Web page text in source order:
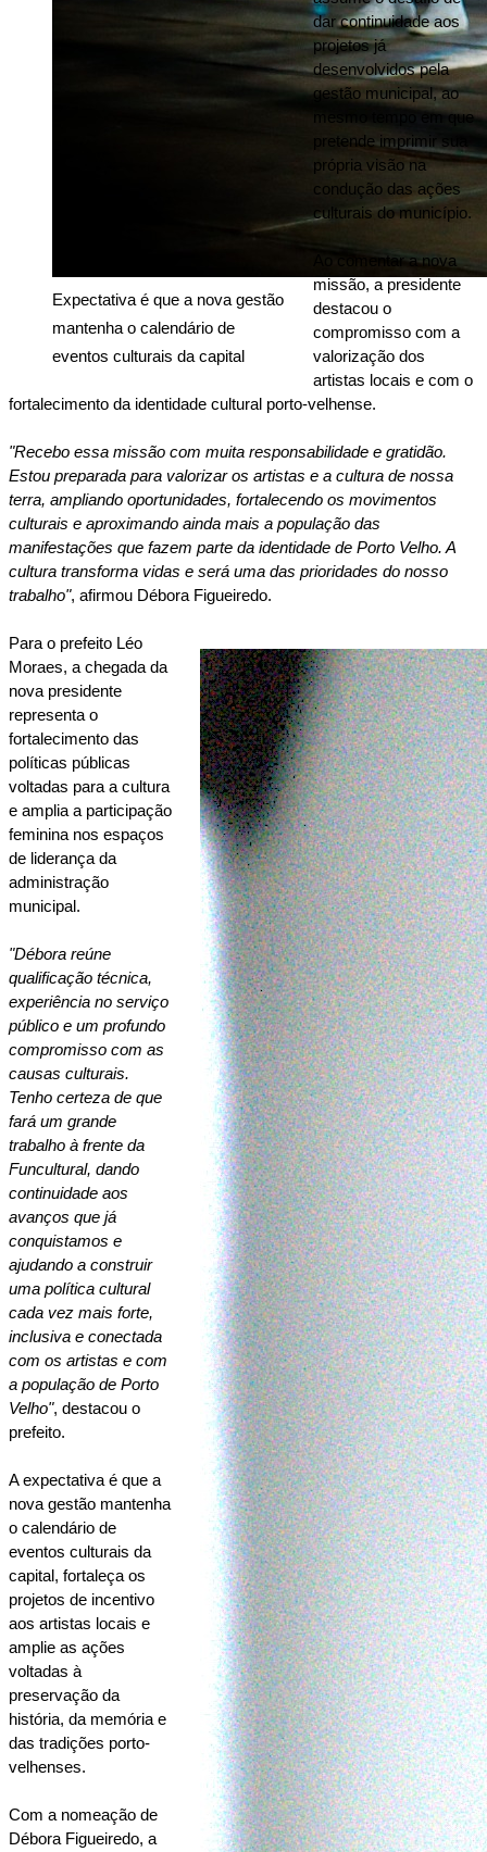
Expectativa é que a nova gestão
mantenha o calendário de
eventos culturais da capital
dar continuidade aos
projetos já
desenvolvidos pela
gestão municipal, ao
mesmo tempo em que
pretende imprimir sua
própria visão na
condução das ações
culturais do município.
Ao comentar a nova
missão, a presidente
destacou o
compromisso com a
valorização dos
artistas locais e com o
fortalecimento da identidade cultural porto-velhense.
"Recebo essa missão com muita responsabilidade e gratidão.
Estou preparada para valorizar os artistas e a cultura de nossa
terra, ampliando oportunidades, fortalecendo os movimentos
culturais e aproximando ainda mais a população das
manifestações que fazem parte da identidade de Porto Velho. A
cultura transforma vidas e será uma das prioridades do nosso
trabalho", afirmou Débora Figueiredo.
Para o prefeito Léo
Moraes, a chegada da
nova presidente
representa o
fortalecimento das
políticas públicas
voltadas para a cultura
e amplia a participação
feminina nos espaços
de liderança da
administração
municipal.
"Débora reúne
qualificação técnica,
experiência no serviço
público e um profundo
compromisso com as
causas culturais.
Tenho certeza de que
fará um grande
trabalho à frente da
Funcultural, dando
continuidade aos
avanços que já
conquistamos e
ajudando a construir
uma política cultural
cada vez mais forte,
inclusiva e conectada
com os artistas e com
a população de Porto
Velho", destacou o
prefeito.
A expectativa é que a
nova gestão mantenha
o calendário de
eventos culturais da
capital, fortaleça os
projetos de incentivo
aos artistas locais e
amplie as ações
voltadas à
preservação da
história, da memória e
das tradições porto-
velhenses.
Com a nomeação de
Débora Figueiredo, a